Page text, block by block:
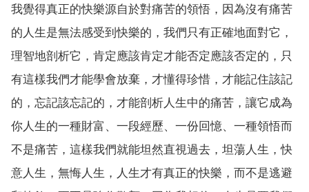
我覺得真正的快樂源自於對痛苦的領悟，因為沒有痛苦
的人生是無法感受到快樂的，我們只有正確地面對它，
理智地剖析它，肯定應該肯定才能否定應該否定的，只
有這樣我們才能學會放棄，才懂得珍惜，才能記住該記
的，忘記該忘記的，才能剖析人生中的痛苦，讓它成為
你人生的一種財富、一段經歷、一份回憶、一種領悟而
不是痛苦，這樣我們就能坦然直視過去，坦蕩人生，快
意人生，無悔人生，人生才有真正的快樂，而不是逃避